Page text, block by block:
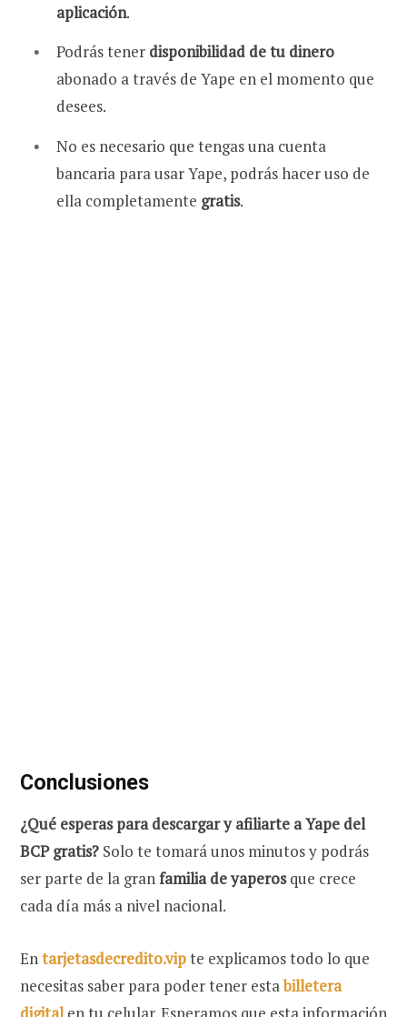
aplicación.
Podrás tener disponibilidad de tu dinero
abonado a través de Yape en el momento que
desees.
No es necesario que tengas una cuenta
bancaria para usar Yape, podrás hacer uso de
ella completamente gratis.
Conclusiones
¿Qué esperas para descargar y afiliarte a Yape del
BCP gratis? Solo te tomará unos minutos y podrás
ser parte de la granfamilia de yaperosque crece
cada día más a nivel nacional.
Entarjetasdecredito.vipte explicamos todo lo que
necesitas saber para poder tener estabilletera